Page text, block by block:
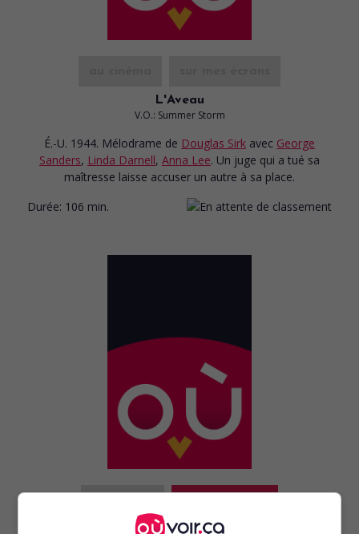
L'Aveau
V.O.: Summer Storm
É.-U. 1944. Mélodrame de Douglas Sirk avec George
Sanders, Linda Darnell, Anna Lee. Un juge qui a tué sa
maîtresse laisse accuser un autre à sa place.
Durée: 106 min.
Les Tigres volants